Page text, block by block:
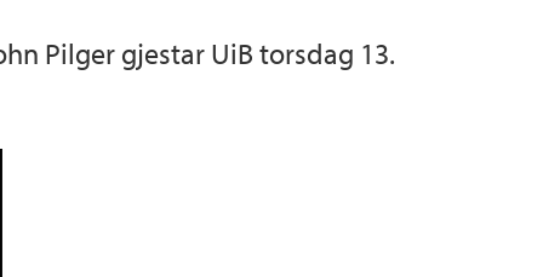
undervisere
SysTem In Norway (CRISTIN)
Pilger gjestar UiB torsdag 13.